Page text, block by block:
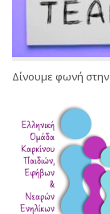
Δίνουμε φωνή